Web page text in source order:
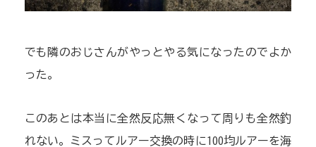
でも隣のおじさんがやっとやる気になったのでよか
った。
このあとは本当に全然反応無くなって周りも全然釣
れない。ミスってルアー交換の時に100均ルアーを海